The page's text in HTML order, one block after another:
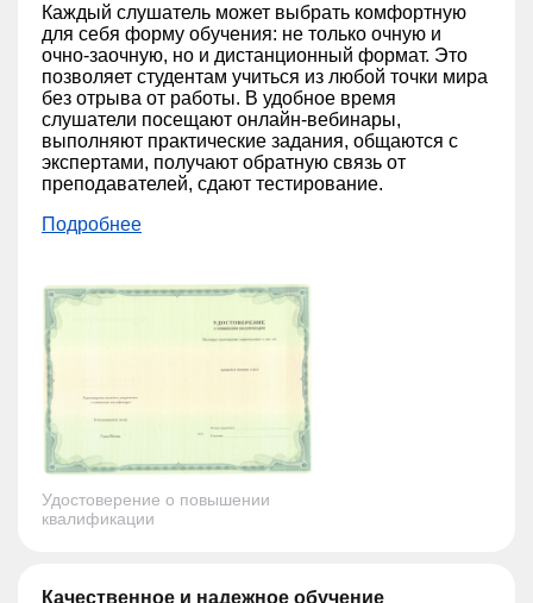
Каждый слушатель может выбрать комфортную
для себя форму обучения: не только очную и
очно-заочную, но и дистанционный формат. Это
позволяет студентам учиться из любой точки мира
без отрыва от работы. В удобное время
слушатели посещают онлайн-вебинары,
выполняют практические задания, общаются с
экспертами, получают обратную связь от
преподавателей, сдают тестирование.
Подробнее
Удостоверение о повышении
квалификации
Качественное и надежное обучение